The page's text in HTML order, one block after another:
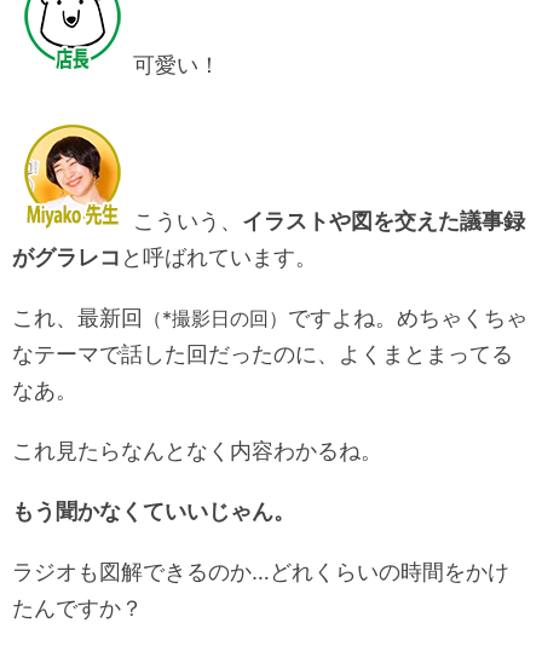
可愛い！
こういう、 イラストや図を交えた議事録
がグラレコ と呼ばれています。
これ、最新回 （*撮影日の回） ですよね。めちゃくちゃ
なテーマで話した回だったのに、よくまとまってる
なあ。
これ見たらなんとなく内容わかるね。
もう聞かなくていいじゃん。
ラジオも図解できるのか…どれくらいの時間をかけ
たんですか？